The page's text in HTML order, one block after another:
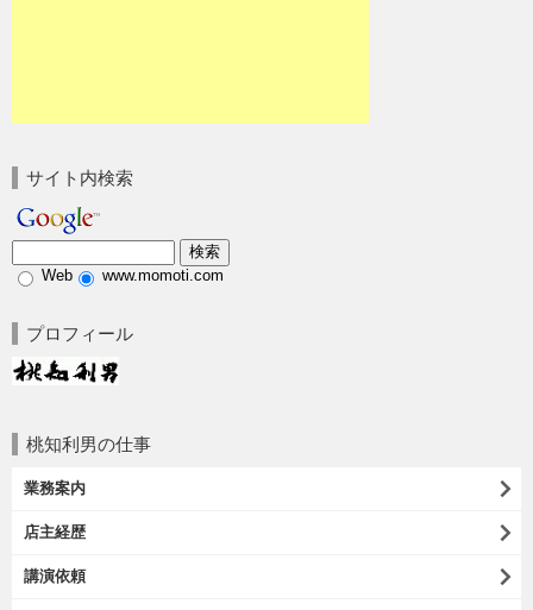
サイト内検索
Web www.momoti.com
プロフィール
桃知利男の仕事
業務案内
店主経歴
講演依頼